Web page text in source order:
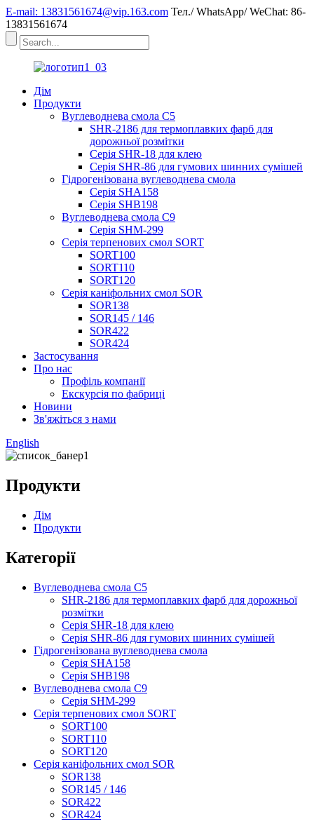
E-mail: 13831561674@vip.163.com Тел./ WhatsApp/ WeChat: 86-
13831561674
Дім
Продукти
Вуглеводнева смола C5
SHR-2186 для термоплавких фарб для
дорожньої розмітки
Серія SHR-18 для клею
Серія SHR-86 для гумових шинних сумішей
Гідрогенізована вуглеводнева смола
Серія SHA158
Серія SHB198
Вуглеводнева смола C9
Серія SHM-299
Серія терпенових смол SORT
SORT100
SORT110
SORT120
Серія каніфольних смол SOR
SOR138
SOR145 / 146
SOR422
SOR424
Застосування
Про нас
Профіль компанії
Екскурсія по фабриці
Новини
Зв'яжіться з нами
English
Продукти
Дім
Продукти
Категорії
Вуглеводнева смола C5
SHR-2186 для термоплавких фарб для дорожньої
розмітки
Серія SHR-18 для клею
Серія SHR-86 для гумових шинних сумішей
Гідрогенізована вуглеводнева смола
Серія SHA158
Серія SHB198
Вуглеводнева смола C9
Серія SHM-299
Серія терпенових смол SORT
SORT100
SORT110
SORT120
Серія каніфольних смол SOR
SOR138
SOR145 / 146
SOR422
SOR424